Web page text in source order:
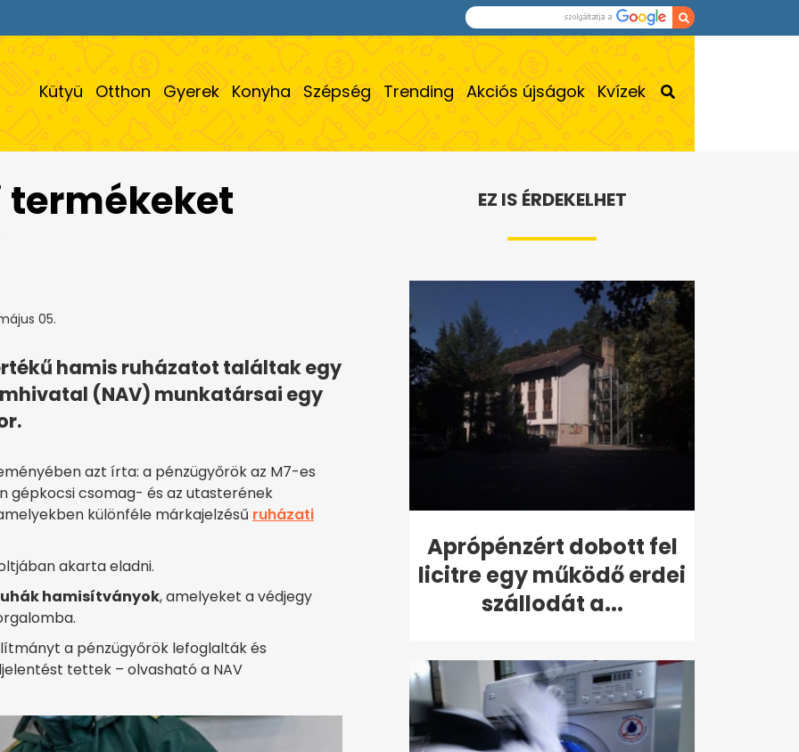
Kütyü Otthon Gyerek Konyha Szépség Trending Akciós újságok Kvízek
05.
hamis ruházatot találtak egy
(NAV) munkatársai egy
azt írta: a pénzügyőrök az M7-es
gépkocsi csomag- és az utasterének
különféle márkajelzésű ruházati
akarta eladni.
hamisítványok, amelyeket a védjegy
a pénzügyőrök lefoglalták és
tettek – olvasható a NAV
EZ IS ÉRDEKELHET
Aprópénzért dobott fel
licitre egy működő erdei
szállodát a...